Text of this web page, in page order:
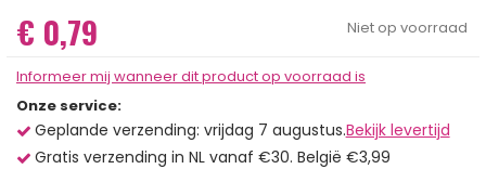
afbeeldingen-
gallerij
€ 0,79 Niet op voorraad
Informeer mij wanneer dit product op voorraad is
Onze service:
Geplande verzending: vrijdag 7 augustus.Bekijk levertijd
Gratis verzending in NL vanaf €30. België €3,99